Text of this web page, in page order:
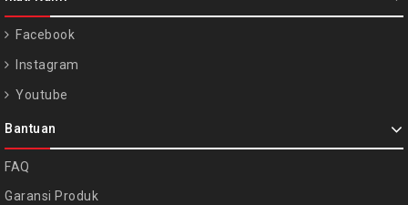
Facebook
Instagram
Youtube
Bantuan
FAQ
Garansi Produk